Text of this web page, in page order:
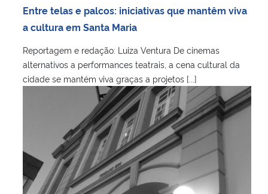
Entre telas e palcos: iniciativas que mantêm viva
a cultura em Santa Maria
Reportagem e redação: Luiza Ventura De cinemas
alternativos a performances teatrais, a cena cultural da
cidade se mantém viva graças a projetos [...]